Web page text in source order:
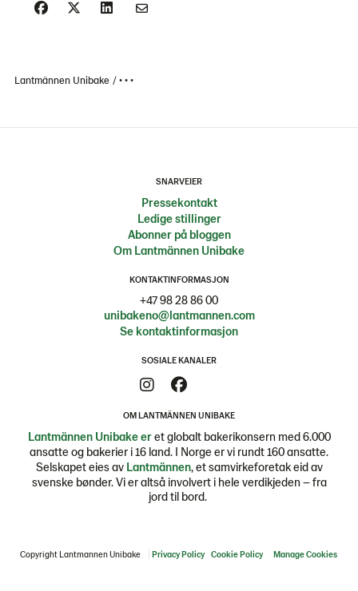
Lantmännen Unibake • • •
SNARVEIER
Pressekontakt
Ledige stillinger
Abonner på bloggen
Om Lantmännen Unibake
KONTAKTINFORMASJON
+47 98 28 86 00
unibakeno@lantmannen.com
Se kontaktinformasjon
SOSIALE KANALER
OM LANTMÄNNEN UNIBAKE
Lantmännen Unibake eret globalt bakerikonsern med 6.000
ansatte og bakerier i 16 land. I Norge er vi rundt 160 ansatte.
Selskapet eies av Lantmännen, et samvirkeforetak eid av
svenske bønder. Vi er altså involvert i hele verdikjeden – fra
jord til bord.
Copyright Lantmannen Unibake Privacy Policy Cookie Policy Manage Cookies